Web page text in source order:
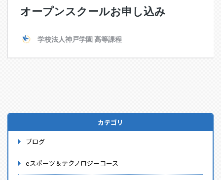
カテゴリ
ブログ
eスポーツ＆テクノロジーコース